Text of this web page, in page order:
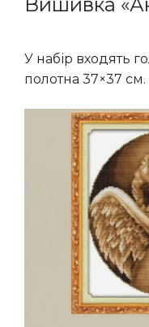
У набір входять
полотна 37×37 см.